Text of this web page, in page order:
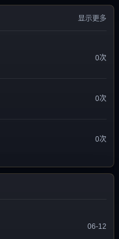
显示更多
0次
0次
0次
06-12